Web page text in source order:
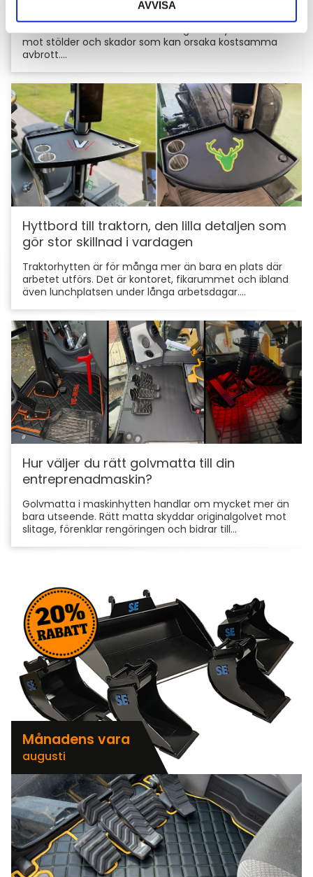
AVVISA
För entreprenörer är maskinerna hjärtat i
verksamheten. Därför är det viktigt att skydda dem
mot stölder och skador som kan orsaka kostsamma
avbrott....
Hyttbord till traktorn, den lilla detaljen som
gör stor skillnad i vardagen
Traktorhytten är för många mer än bara en plats där
arbetet utförs. Det är kontoret, fikarummet och ibland
även lunchplatsen under långa arbetsdagar....
Hur väljer du rätt golvmatta till din
entreprenadmaskin?
Golvmatta i maskinhytten handlar om mycket mer än
bara utseende. Rätt matta skyddar originalgolvet mot
slitage, förenklar rengöringen och bidrar till...
Månadens vara
augusti